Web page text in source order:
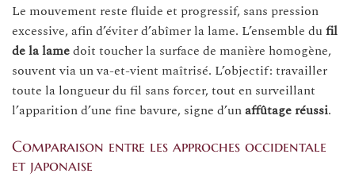
Le mouvement reste fluide et progressif, sans pression
excessive, afin d’éviter d’abîmer la lame. L’ensemble dufil
de la lamedoit toucher la surface de manière homogène,
souvent via un va-et-vient maîtrisé. L’objectif : travailler
toute la longueur du fil sans forcer, tout en surveillant
l’apparition d’une fine bavure, signe d’unaffûtage réussi.
Comparaison entre les approches occidentale
et japonaise